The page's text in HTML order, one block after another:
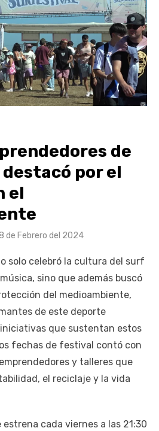
y floricultura con María
inician la construcción
de Restauración del Secano
03: lessons on flight – Cecilia
de
por el
el
de Febrero del 2024
solo celebró la cultura del surf
sino que además buscó
del medioambiente,
de este deporte
que sustentan estos
fechas de festival contó con
y talleres que
el reciclaje y la vida
cada viernes a las 21:30